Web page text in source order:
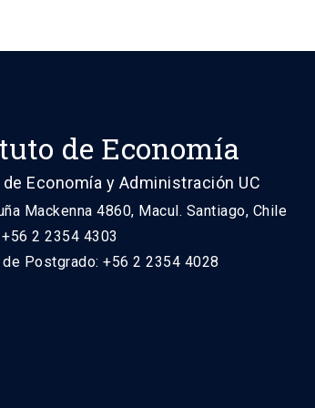
de Economía
Economía y Administración UC
Mackenna 4860, Macul. Santiago, Chile
2 2354 4303
Postgrado: +56 2 2354 4028